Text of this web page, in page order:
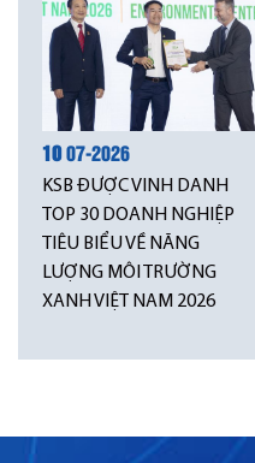
1007-2026
KSB ĐƯỢC VINH DANH
TOP 30 DOANH NGHIỆP
TIÊU BIỂU VỀ NĂNG
LƯỢNG MÔI TRƯỜNG
XANH VIỆT NAM 2026